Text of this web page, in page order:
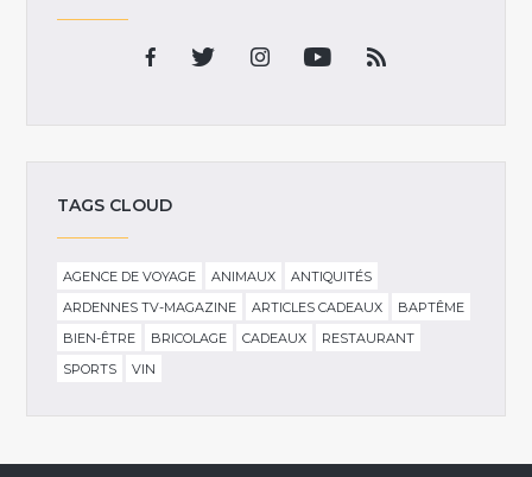
TAGS CLOUD
AGENCE DE VOYAGE ANIMAUX
ANTIQUITÉS
ARDENNES TV-MAGAZINE
ARTICLES CADEAUX
BAPTÊME
BIEN-ÊTRE
BRICOLAGE CADEAUX
RESTAURANT
SPORTS
VIN